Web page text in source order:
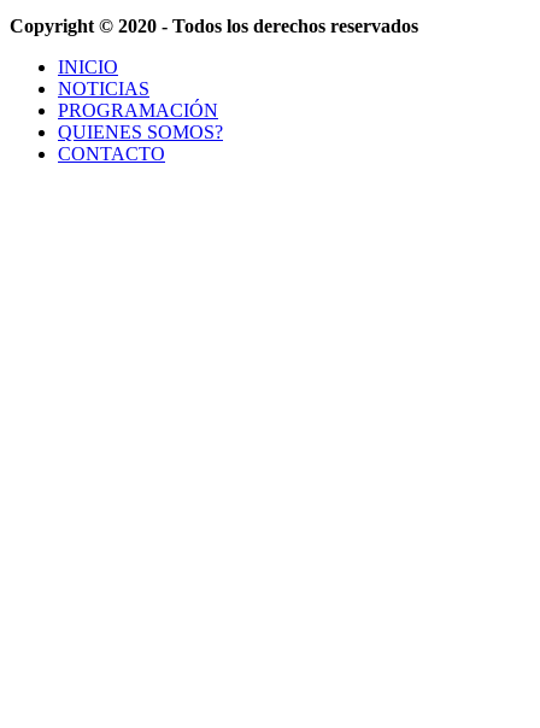
Copyright © 2020 - Todos los derechos reservados
INICIO
NOTICIAS
PROGRAMACIÓN
QUIENES SOMOS?
CONTACTO